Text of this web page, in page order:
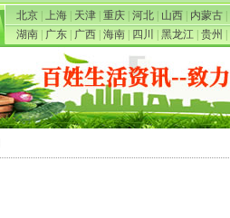
北京 上海 天津 重庆 河北 山西 内蒙古
湖南
广东 广西 海南 四川 黑龙江 贵州